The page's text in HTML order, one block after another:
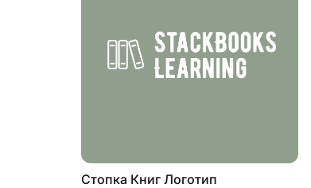
Стопка Книг Логотип